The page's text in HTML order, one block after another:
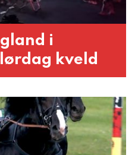
i
kveld